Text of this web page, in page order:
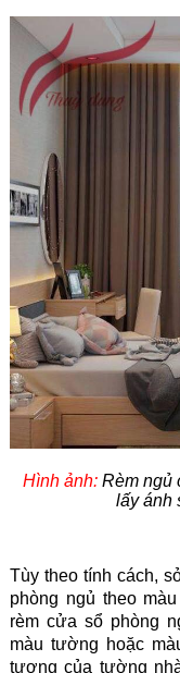
Hình ảnh:Rèm ngủ
lấy ánh
Tùy theo tính cách,
phòng ngủ theo
rèm cửa sổ phòng
màu tường hoặc
tượng của tường